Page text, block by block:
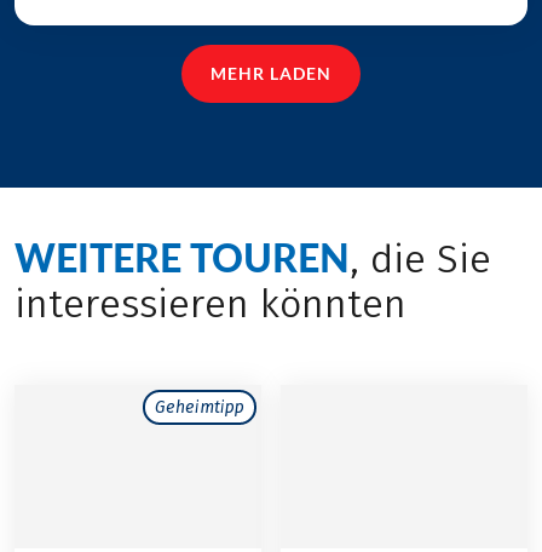
MEHR LADEN
WEITERE TOUREN, die Sie
interessieren könnten
Geheimtipp